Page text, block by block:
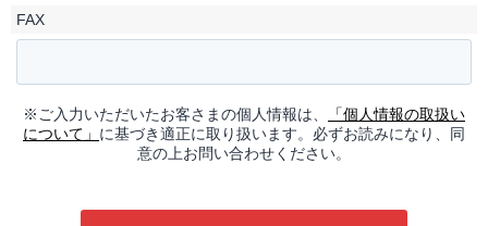
FAX
※ご入力いただいたお客さまの個人情報は、
「個人情報の取扱い
について」 に基づき適正に取り扱います。必ずお読みになり、同
意の上お問い合わせください。